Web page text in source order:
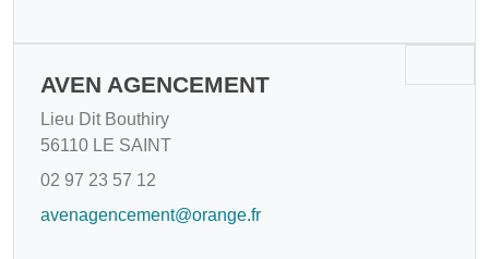
AVEN AGENCEMENT
Lieu Dit Bouthiry
56110 LE SAINT
02 97 23 57 12
avenagencement@orange.fr